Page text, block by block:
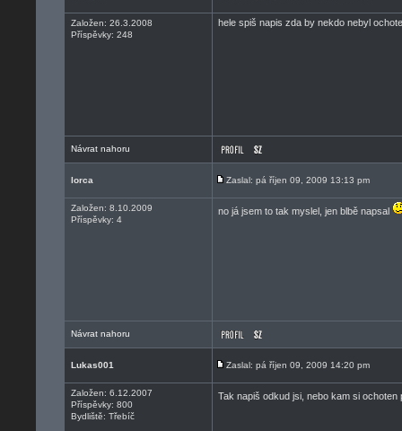
Založen: 26.3.2008
Příspěvky: 248
hele spiš napis zda by nekdo nebyl
Návrat nahoru
lorca Zaslal: pá říjen 09, 2009 13:13 pm
Založen: 8.10.2009
Příspěvky: 4
no já jsem to tak myslel, jen blbě napsal
Návrat nahoru
Lukas001 Zaslal: pá říjen 09, 2009 14:20 pm
Založen: 6.12.2007
Příspěvky: 800
Bydliště: Třebíč
Tak napiš odkud jsi, nebo kam si ochoten